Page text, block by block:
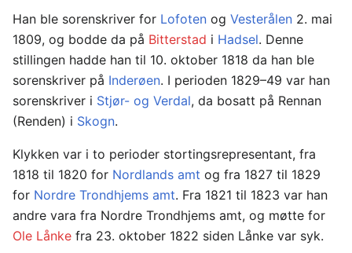
Han ble sorenskriver for Lofoten og Vesterålen 2. mai
1809, og bodde da på Bitterstad i Hadsel. Denne
stillingen hadde han til 10. oktober 1818 da han ble
sorenskriver på Inderøen. I perioden 1829–49 var han
sorenskriver i Stjør- og Verdal, da bosatt på Rennan
(Renden) i Skogn.
Klykken var i to perioder stortingsrepresentant, fra
1818 til 1820 for Nordlands amt og fra 1827 til 1829
for Nordre Trondhjems amt. Fra 1821 til 1823 var han
andre vara fra Nordre Trondhjems amt, og møtte for
Ole Lånke fra 23. oktober 1822 siden Lånke var syk.